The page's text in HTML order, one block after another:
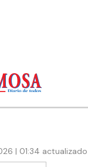
| 01:34